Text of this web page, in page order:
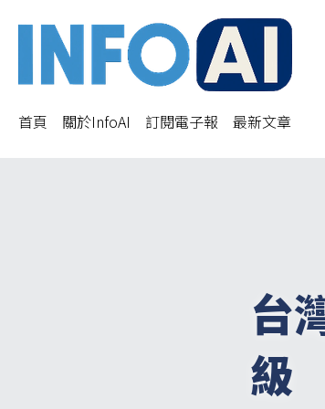
首頁 關於InfoAI 訂閱電子報 最新文章
台
級